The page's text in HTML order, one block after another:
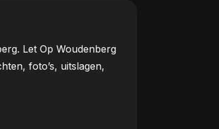
Let Op Woudenberg
foto’s, uitslagen,